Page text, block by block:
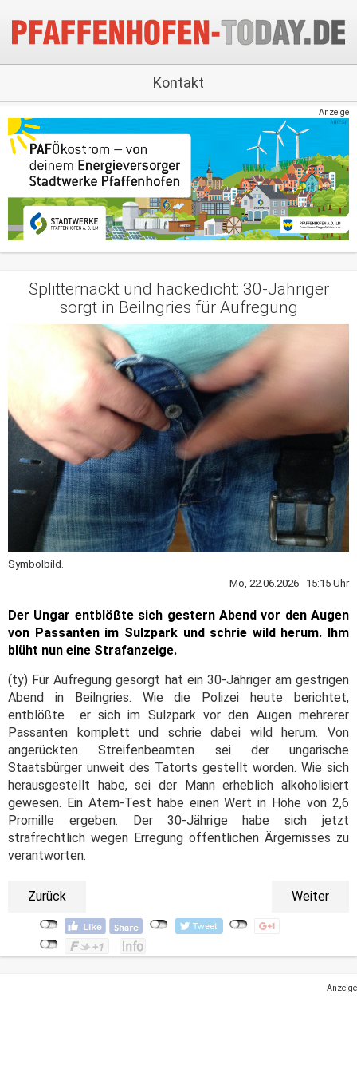
Kontakt
Anzeige
Splitternackt und hackedicht: 30-Jähriger
sorgt in Beilngries für Aufregung
Symbolbild.
Mo, 22.06.2026 15:15 Uhr
Der Ungar entblößte sich gestern Abend vor den Augen
von Passanten im Sulzpark und schrie wild herum. Ihm
blüht nun eine Strafanzeige.
(ty) Für Aufregung gesorgt hat ein 30-Jähriger am gestrigen
Abend in Beilngries. Wie die Polizei heute berichtet,
entblößte er sich im Sulzpark vor den Augen mehrerer
Passanten komplett und schrie dabei wild herum. Von
angerückten Streifenbeamten sei der ungarische
Staatsbürger unweit des Tatorts gestellt worden. Wie sich
herausgestellt habe, sei der Mann erheblich alkoholisiert
gewesen. Ein Atem-Test habe einen Wert in Höhe von 2,6
Promille ergeben. Der 30-Jährige habe sich jetzt
strafrechtlich wegen Erregung öffentlichen Ärgernisses zu
verantworten.
Zurück Weiter
Anzeige